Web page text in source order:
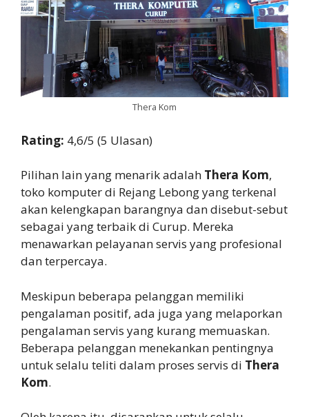
Thera Kom
Rating: 4,6/5 (5 Ulasan)
Pilihan lain yang menarik adalah Thera Kom,
toko komputer di Rejang Lebong yang terkenal
akan kelengkapan barangnya dan disebut-sebut
sebagai yang terbaik di Curup. Mereka
menawarkan pelayanan servis yang profesional
dan terpercaya.
Meskipun beberapa pelanggan memiliki
pengalaman positif, ada juga yang melaporkan
pengalaman servis yang kurang memuaskan.
Beberapa pelanggan menekankan pentingnya
untuk selalu teliti dalam proses servis di Thera
Kom.